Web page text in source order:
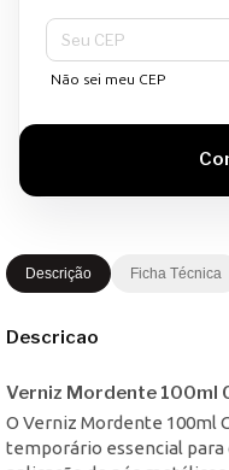
Entregas para o CEP:
Não sei meu CEP
Descrição Ficha Técnica
Descricao
Verniz Mordente 100ml
O Verniz Mordente 100ml
temporário essencial